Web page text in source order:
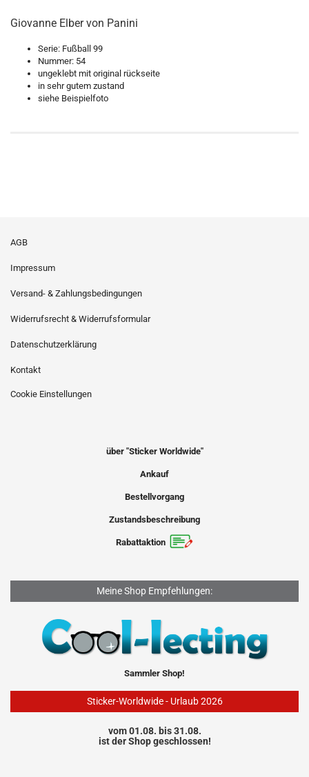
Giovanne Elber von Panini
Serie: Fußball 99
Nummer: 54
ungeklebt mit original rückseite
in sehr gutem zustand
siehe Beispielfoto
AGB
Impressum
Versand- & Zahlungsbedingungen
Widerrufsrecht & Widerrufsformular
Datenschutzerklärung
Kontakt
Cookie Einstellungen
über "Sticker Worldwide"
Ankauf
Bestellvorgang
Zustandsbeschreibung
Rabattaktion
Meine Shop Empfehlungen:
Sammler Shop!
Sticker-Worldwide - Urlaub 2026
vom 01.08. bis 31.08.
ist der Shop geschlossen!